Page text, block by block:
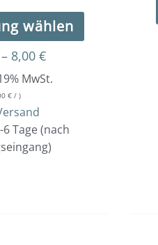
wählen
werden
– 8,00 €
MwSt.
€/ )
Tage (nach